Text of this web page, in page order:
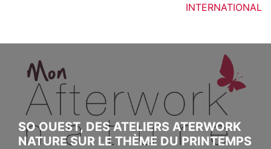
INTERNATIONAL
SO OUEST, DES ATELIERS ATERWORK
NATURE SUR LE THÈME DU PRINTEMPS